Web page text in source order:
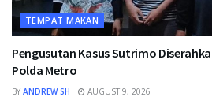
TEMPAT MAKAN
Pengusutan Kasus Sutrimo
Polda Metro
BY ANDREW SH AUGUST 9, 2026